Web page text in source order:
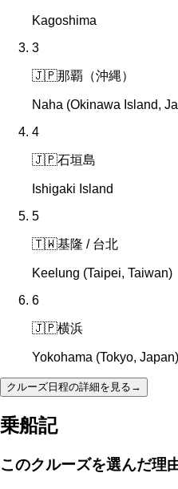
Kagoshima
3
🇯🇵那覇（沖縄）
Naha (Okinawa Island,
4
🇯🇵石垣島
Ishigaki Island
5
🇹🇼基隆 / 台北
Keelung (Taipei, Taiwan)
6
🇯🇵横浜
Yokohama (Tokyo, Japan)
クルーズ日程の詳細を見る →
乗船記
このクルーズを選んだ理